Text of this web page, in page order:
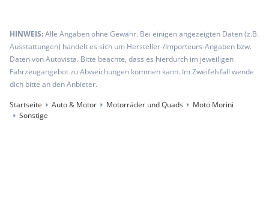
HINWEIS:Alle Angaben ohne Gewähr. Bei einigen angezeigten Daten (z.B.
Ausstattungen) handelt es sich um Hersteller-/Importeurs-Angaben bzw.
Daten von Autovista. Bitte beachte, dass es hierdurch im jeweiligen
Fahrzeugangebot zu Abweichungen kommen kann. Im Zweifelsfall wende
dich bitte an den Anbieter.
Startseite
Auto & Motor Motorräder und Quads
Moto Morini
Sonstige